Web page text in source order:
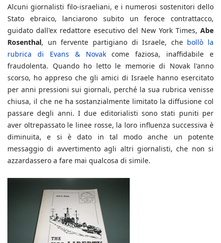
Alcuni giornalisti filo-israeliani, e i numerosi sostenitori dello
Stato ebraico, lanciarono subito un feroce contrattacco,
guidato dall'ex redattore esecutivo del New York Times, Abe
Rosenthal, un fervente partigiano di Israele, che bollò la
rubrica di Evans & Novakcome faziosa, inaffidabile e
fraudolenta. Quando ho letto le memorie di Novak l'anno
scorso, ho appreso che gli amici di Israele hanno esercitato
per anni pressioni sui giornali, perché la sua rubrica venisse
chiusa, il che ne ha sostanzialmente limitato la diffusione col
passare degli anni. I due editorialisti sono stati puniti per
aver oltrepassato le linee rosse, la loro influenza successiva è
diminuita, e si è dato in tal modo anche un potente
messaggio di avvertimento agli altri giornalisti, che non si
azzardassero a fare mai qualcosa di simile.